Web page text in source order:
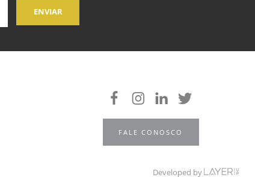
FALE CONOSCO
Developed by